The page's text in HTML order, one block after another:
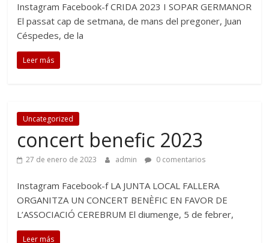
Instagram Facebook-f CRIDA 2023 I SOPAR GERMANOR
El passat cap de setmana, de mans del pregoner, Juan
Céspedes, de la
Leer más
Uncategorized
concert benefic 2023
27 de enero de 2023 admin 0 comentarios
Instagram Facebook-f LA JUNTA LOCAL FALLERA
ORGANITZA UN CONCERT BENÈFIC EN FAVOR DE
L’ASSOCIACIÓ CEREBRUM El diumenge, 5 de febrer,
Leer más